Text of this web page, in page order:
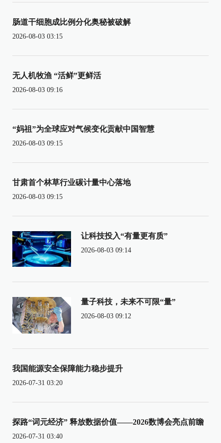
肠道干细胞成比例分化奥秘被破解
2026-08-03 03:15
无人机牧渔 “活鲜”更鲜活
2026-08-03 09:16
“妈祖”为全球应对气候变化贡献中国智慧
2026-08-03 09:15
甘肃首个林草行业碳计量中心落地
2026-08-03 09:15
让科技投入“有量更有质”
2026-08-03 09:14
量子科技，未来不可限“量”
2026-08-03 09:12
我国能源安全保障能力稳步提升
2026-07-31 03:20
探路“词元经济” 释放数据价值——2026数博会亮点前瞻
2026-07-31 03:40